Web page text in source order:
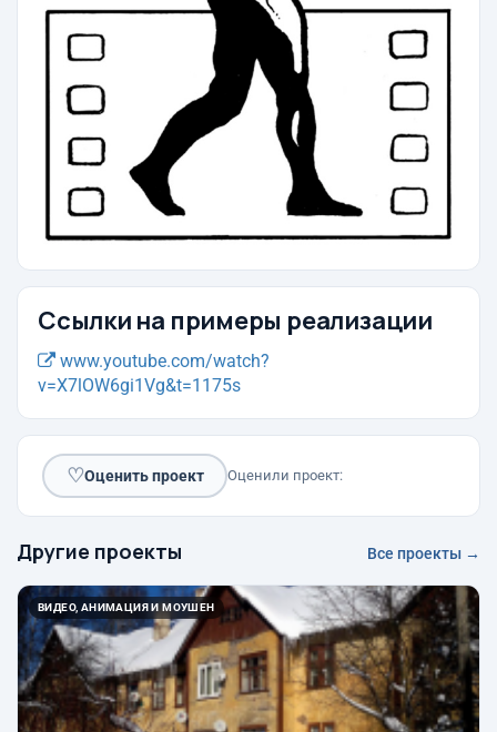
Ссылки на примеры реализации
www.youtube.com/watch?
v=X7lOW6gi1Vg&t=1175s
♡Оценить проект Оценили проект:
Другие проекты Все проекты →
ВИДЕО, АНИМАЦИЯ И МОУШЕН